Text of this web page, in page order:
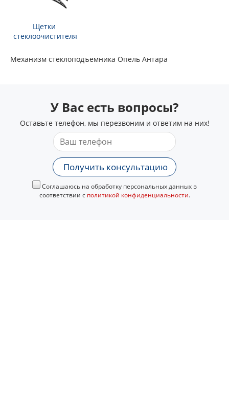
Щетки
стеклоочистителя
Механизм стеклоподъемника Опель Антара
У Вас есть вопросы?
Оставьте телефон, мы перезвоним и ответим на них!
Получить консультацию
Соглашаюсь на обработку персональных данных в
соответствии с политикой конфиденциальности.